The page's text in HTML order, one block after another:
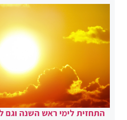
התחזית לימי ראש השנה